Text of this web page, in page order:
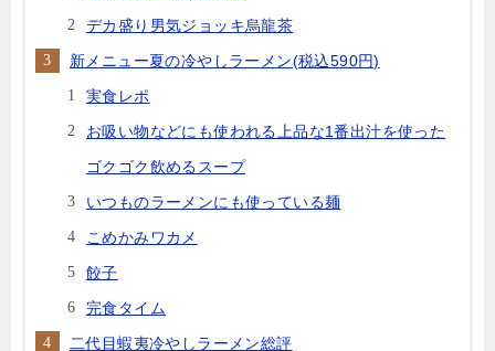
デカ盛り男気ジョッキ烏龍茶
新メニュー夏の冷やしラーメン(税込590円)
実食レポ
お吸い物などにも使われる上品な1番出汁を使った
ゴクゴク飲めるスープ
いつものラーメンにも使っている麺
こめかみワカメ
餃子
完食タイム
二代目蝦夷冷やしラーメン総評